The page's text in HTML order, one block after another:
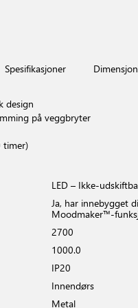
Spesifikasjoner
design
på veggbryter
timer)
LED – Ikke-
Ja, har innebygget
Moodmaker™-
2700
1000.0
IP20
Innendørs
Metal